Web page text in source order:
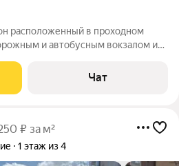
расположенный в проходном
и автобусным вокзалом и
Чат
₽ за м²
1 этаж из 4